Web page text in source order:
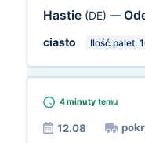
Hastie (DE) —
ciasto
Ilość palet:
4 minuty temu
12.08